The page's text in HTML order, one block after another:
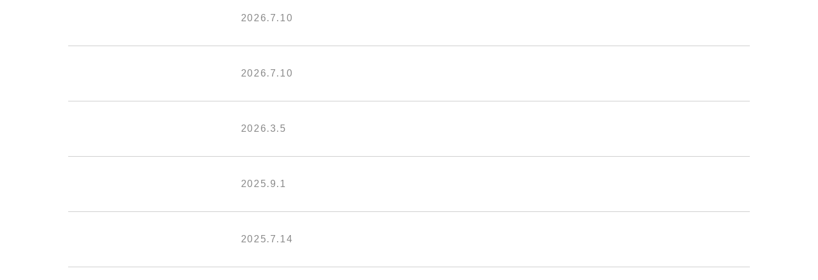
2026.7.10
2026.7.10
2026.3.5
2025.9.1
2025.7.14